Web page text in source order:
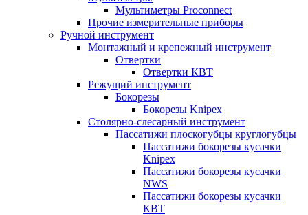
Мультиметры Proconnect
Прочие измерительные приборы
Ручной инструмент
Монтажный и крепежный инструмент
Отвертки
Отвертки КВТ
Режущий инструмент
Бокорезы
Бокорезы Knipex
Столярно-слесарный инструмент
Пассатижи плоскогубцы круглогубцы
Пассатижи бокорезы кусачки
Knipex
Пассатижи бокорезы кусачки
NWS
Пассатижи бокорезы кусачки
КВТ